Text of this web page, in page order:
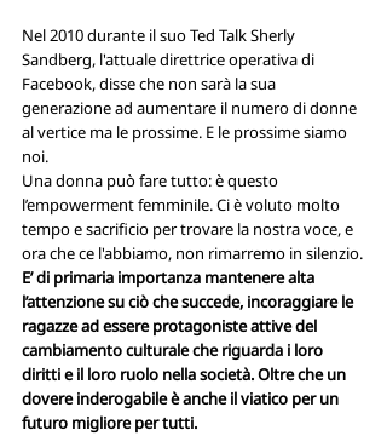
Nel 2010 durante il suo Ted Talk Sherly
Sandberg, l'attuale direttrice operativa di
Facebook, disse che non sarà la sua
generazione ad aumentare il numero di donne
al vertice ma le prossime. E le prossime siamo
noi.
Una donna può fare tutto: è questo
l’empowerment femminile. Ci è voluto molto
tempo e sacrificio per trovare la nostra voce, e
ora che ce l'abbiamo, non rimarremo in silenzio.
E’ di primaria importanza mantenere alta
l’attenzione su ciò che succede, incoraggiare le
ragazze ad essere protagoniste attive del
cambiamento culturale che riguarda i loro
diritti e il loro ruolo nella società. Oltre che un
dovere inderogabile è anche il viatico per un
futuro migliore per tutti.